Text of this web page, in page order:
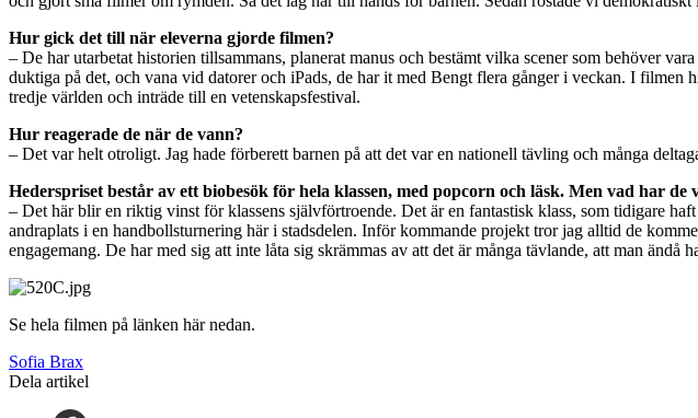
Hur gick det till när eleverna gjorde filmen?
– De har utarbetat historien tillsammans, planerat manus och bestämt vilka scener som behöver
duktiga på det, och vana vid datorer och iPads, de har it med Bengt flera gånger i veckan. I
tredje världen och inträde till en vetenskapsfestival.
Hur reagerade de när de vann?
– Det var helt otroligt. Jag hade förberett barnen på att det var en nationell tävling och många
Hederspriset består av ett biobesök för hela klassen, med popcorn och läsk. Men vad har de
– Det här blir en riktig vinst för klassens självförtroende. Det är en fantastisk klass, som tidigare
andraplats i en handbollsturnering här i stadsdelen. Inför kommande projekt tror jag alltid de
engagemang. De har med sig att inte låta sig skrämmas av att det är många tävlande, att man
Se hela filmen på länken här nedan.
Sofia Brax
Dela artikel